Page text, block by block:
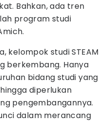
Bahkan, ada tren
program studi
kelompok studi STEAM
berkembang. Hanya
bidang studi yang
diperlukan
pengembangannya.
dalam merancang